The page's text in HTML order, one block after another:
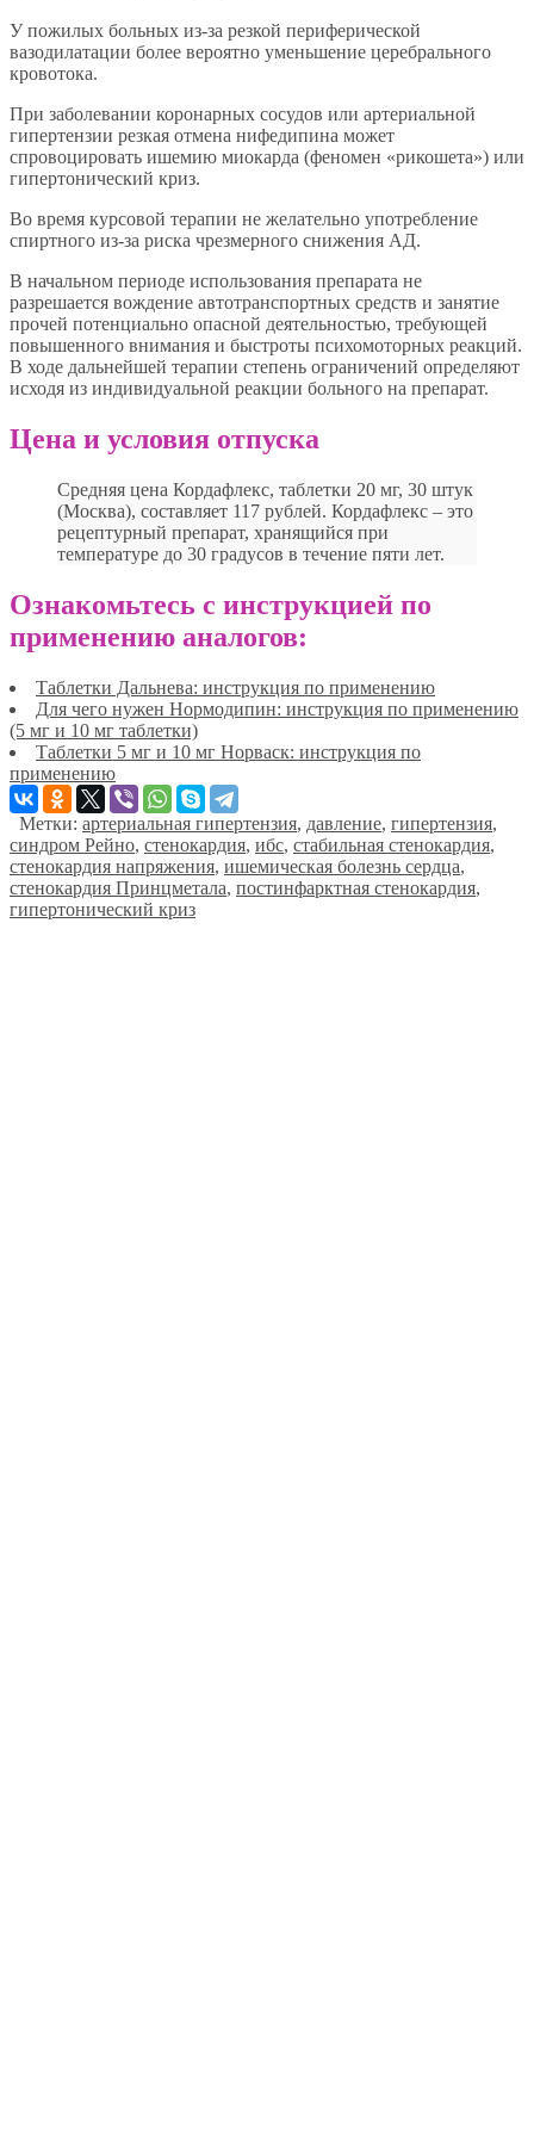
У пожилых больных из-за резкой периферической
вазодилатации более вероятно уменьшение церебрального
кровотока.
При заболевании коронарных сосудов или артериальной
гипертензии резкая отмена нифедипина может
спровоцировать ишемию миокарда (феномен «рикошета») или
гипертонический криз.
Во время курсовой терапии не желательно употребление
спиртного из-за риска чрезмерного снижения АД.
В начальном периоде использования препарата не
разрешается вождение автотранспортных средств и занятие
прочей потенциально опасной деятельностью, требующей
повышенного внимания и быстроты психомоторных реакций.
В ходе дальнейшей терапии степень ограничений определяют
исходя из индивидуальной реакции больного на препарат.
Цена и условия отпуска
Средняя цена Кордафлекс, таблетки 20 мг, 30 штук
(Москва), составляет 117 рублей. Кордафлекс – это
рецептурный препарат, хранящийся при
температуре до 30 градусов в течение пяти лет.
Ознакомьтесь с инструкцией по
применению аналогов:
Таблетки Дальнева: инструкция по применению
Для чего нужен Нормодипин: инструкция по применению
(5 мг и 10 мг таблетки)
Таблетки 5 мг и 10 мг Норваск: инструкция по
применению
Метки: артериальная гипертензия, давление, гипертензия,
синдром Рейно, стенокардия, ибс, стабильная стенокардия,
стенокардия напряжения, ишемическая болезнь сердца,
стенокардия Принцметала, постинфарктная стенокардия,
гипертонический криз